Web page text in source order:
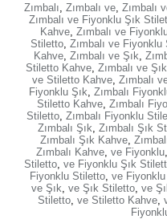
Zımbalı Zımbalı ve Zımbalı
Zımbalı ve Fiyonklu Şık
Kahve Zımbalı ve
Stiletto, Zımbalı ve
Kahve Zımbalı ve Şık
Stiletto Kahve Zımbalı ve
ve Stiletto Kahve Zımbalı
Fiyonklu Şık Zımbalı
Stiletto Kahve, Zımbalı
Stiletto Zımbalı Fiyonklu
Zımbalı Şık Zımbalı Şık
Zımbalı Şık Kahve
Zımbalı Kahve ve Fiyonklu
Stiletto ve Fiyonklu Şık
Fiyonklu Stiletto, ve
ve Şık ve Şık Stiletto ve
Stiletto ve Stiletto Kahve